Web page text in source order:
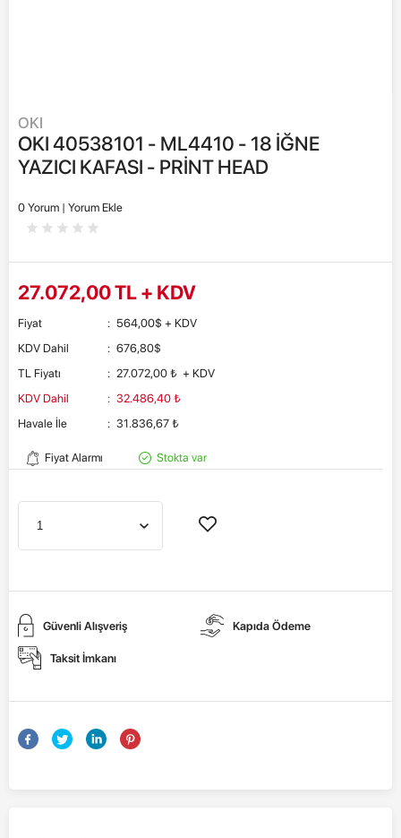
OKI
OKI 40538101 - ML4410 - 18 İĞNE
YAZICI KAFASI - PRİNT HEAD
0 Yorum | Yorum Ekle
27.072,00TL + KDV
Fiyat : 564,00$ + KDV
KDV Dahil
: 676,80$
TL Fiyatı
: 27.072,00 ₺ + KDV
KDV Dahil
: 32.486,40 ₺
Havale İle
: 31.836,67 ₺
Fiyat Alarmı Stokta var
Güvenli Alışveriş Kapıda Ödeme
Taksit İmkanı